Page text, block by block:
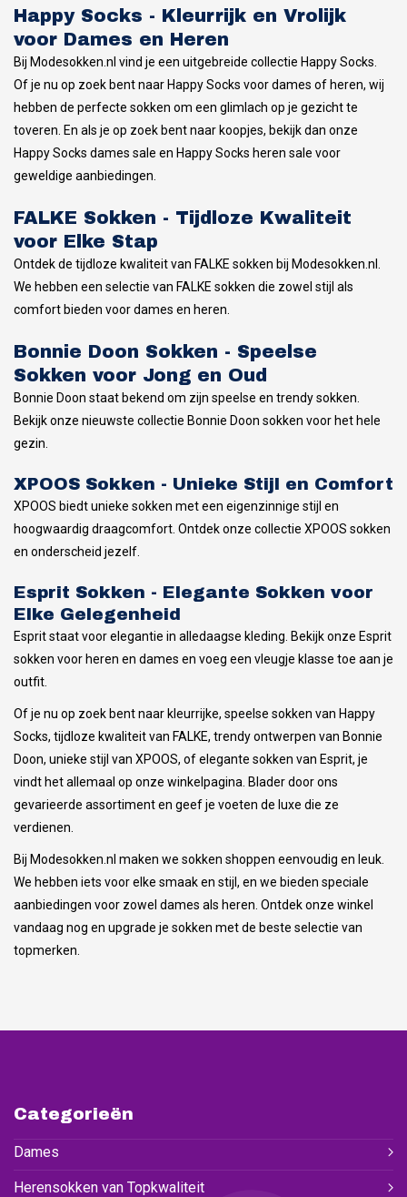
Happy Socks - Kleurrijk en Vrolijk
voor Dames en Heren
Bij Modesokken.nl vind je een uitgebreide collectie Happy Socks.
Of je nu op zoek bent naar Happy Socks voor dames of heren, wij
hebben de perfecte sokken om een glimlach op je gezicht te
toveren. En als je op zoek bent naar koopjes, bekijk dan onze
Happy Socks dames sale en Happy Socks heren sale voor
geweldige aanbiedingen.
FALKE Sokken - Tijdloze Kwaliteit
voor Elke Stap
Ontdek de tijdloze kwaliteit van FALKE sokken bij Modesokken.nl.
We hebben een selectie van FALKE sokken die zowel stijl als
comfort bieden voor dames en heren.
Bonnie Doon Sokken - Speelse
Sokken voor Jong en Oud
Bonnie Doon staat bekend om zijn speelse en trendy sokken.
Bekijk onze nieuwste collectie Bonnie Doon sokken voor het hele
gezin.
XPOOS Sokken - Unieke Stijl en Comfort
XPOOS biedt unieke sokken met een eigenzinnige stijl en
hoogwaardig draagcomfort. Ontdek onze collectie XPOOS sokken
en onderscheid jezelf.
Esprit Sokken - Elegante Sokken voor
Elke Gelegenheid
Esprit staat voor elegantie in alledaagse kleding. Bekijk onze Esprit
sokken voor heren en dames en voeg een vleugje klasse toe aan je
outfit.
Of je nu op zoek bent naar kleurrijke, speelse sokken van Happy
Socks, tijdloze kwaliteit van FALKE, trendy ontwerpen van Bonnie
Doon, unieke stijl van XPOOS, of elegante sokken van Esprit, je
vindt het allemaal op onze winkelpagina. Blader door ons
gevarieerde assortiment en geef je voeten de luxe die ze
verdienen.
Bij Modesokken.nl maken we sokken shoppen eenvoudig en leuk.
We hebben iets voor elke smaak en stijl, en we bieden speciale
aanbiedingen voor zowel dames als heren. Ontdek onze winkel
vandaag nog en upgrade je sokken met de beste selectie van
topmerken.
Categorieën
Dames
Herensokken van Topkwaliteit